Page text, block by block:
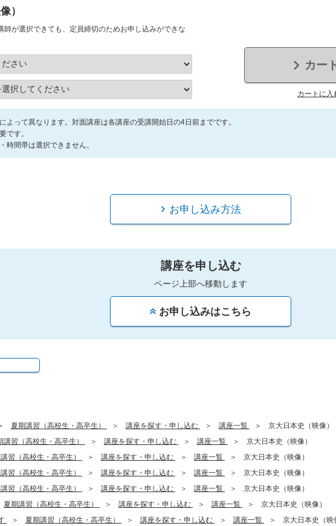
）
師が選択できても、定員締切のためお申し込みができな
カー
カートに入
よって異なります。対面講座は各講座の受講開始日の4日前までです。
です。
時間帯は選択できません。
お申し込み方法
講座を申し込む
ページ上部へ移動します
お申し込みはこちら
夏期講習（高校生・高卒生） 講座を探す・申し込む 講座一覧
京大日本史（映像）
講習（高校生・高卒生） 講座を探す・申し込む 講座一覧
京大日本史（映像）
習（高校生・高卒生） 講座を探す・申し込む 講座一覧
京大日本史（映像）
習（高校生・高卒生） 講座を探す・申し込む 講座一覧
京大日本史（映像）
習（高校生・高卒生） 講座を探す・申し込む 講座一覧
京大日本史（映像）
夏期講習（高校生・高卒生） 講座を探す・申し込む 講座一覧
京大日本史（映像）
夏期講習（高校生・高卒生） 講座を探す・申し込む 講座一覧
京大日本史（映